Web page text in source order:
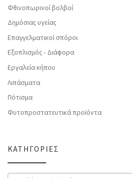
Φθινοπωρινοί βολβοί
Δημόσιας υγείας
Επαγγελματικοί σπόροι
Εξοπλισμός - Διάφορα
Εργαλεία κήπου
Λιπάσματα
Πότισμα
Φυτοπροστατευτικά προϊόντα
ΚΑΤΗΓΟΡΊΕΣ